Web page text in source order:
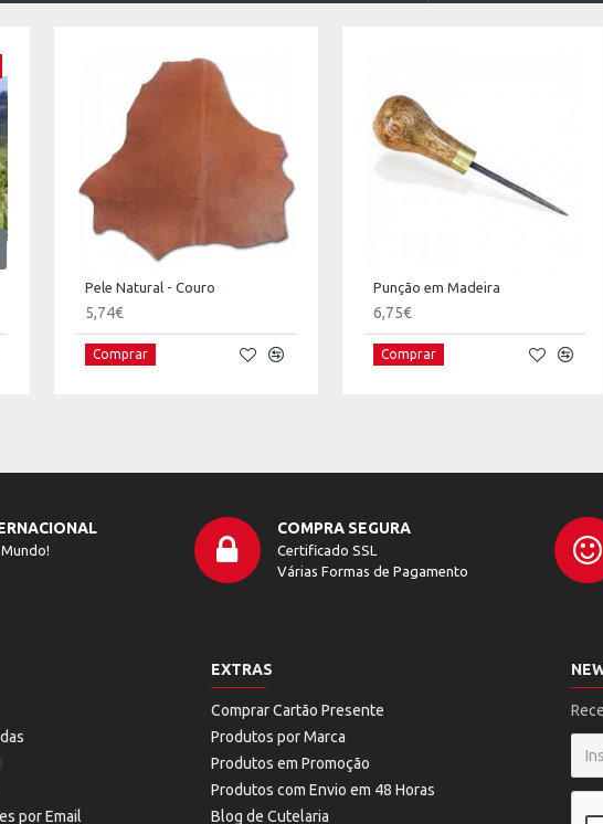
Pele Natural - Couro
5,74€
Comprar
Punção em Madeira
6,75€
Comprar
COMPRA SEGURA
Certificado SSL
Várias Formas de Pagamento
por Email
EXTRAS
Comprar Cartão Presente
Produtos por Marca
Produtos em Promoção
Produtos com Envio em 48 Horas
Blog de Cutelaria